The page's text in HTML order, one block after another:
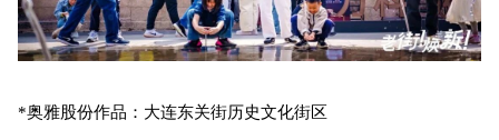
*奥雅股份作品：大连东关街历史文化街区